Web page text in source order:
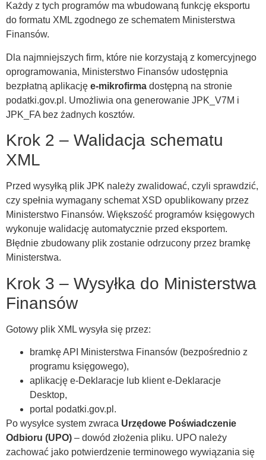
Każdy z tych programów ma wbudowaną funkcję eksportu
do formatu XML zgodnego ze schematem Ministerstwa
Finansów.
Dla najmniejszych firm, które nie korzystają z komercyjnego
oprogramowania, Ministerstwo Finansów udostępnia
bezpłatną aplikację e-mikrofirma dostępną na stronie
podatki.gov.pl. Umożliwia ona generowanie JPK_V7M i
JPK_FA bez żadnych kosztów.
Krok 2 – Walidacja schematu
XML
Przed wysyłką plik JPK należy zwalidować, czyli sprawdzić,
czy spełnia wymagany schemat XSD opublikowany przez
Ministerstwo Finansów. Większość programów księgowych
wykonuje walidację automatycznie przed eksportem.
Błędnie zbudowany plik zostanie odrzucony przez bramkę
Ministerstwa.
Krok 3 – Wysyłka do Ministerstwa
Finansów
Gotowy plik XML wysyła się przez:
bramkę API Ministerstwa Finansów (bezpośrednio z
programu księgowego),
aplikację e-Deklaracje lub klient e-Deklaracje
Desktop,
portal podatki.gov.pl.
Po wysyłce system zwraca Urzędowe Poświadczenie
Odbioru (UPO) – dowód złożenia pliku. UPO należy
zachować jako potwierdzenie terminowego wywiązania się